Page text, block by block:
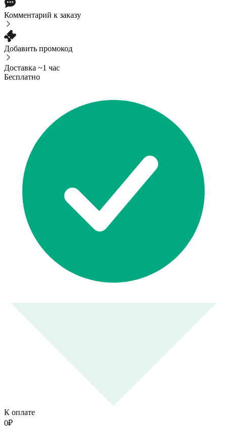
Комментарий к заказу
Добавить промокод
Доставка ~1 час
Бесплатно
К оплате
0₽